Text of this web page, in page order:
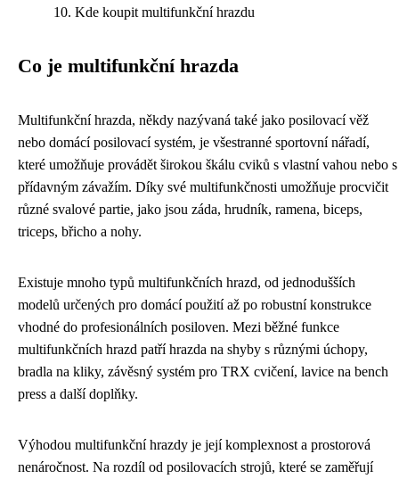
Kde koupit multifunkční hrazdu
Co je multifunkční hrazda
Multifunkční hrazda, někdy nazývaná také jako posilovací věž
nebo domácí posilovací systém, je všestranné sportovní nářadí,
které umožňuje provádět širokou škálu cviků s vlastní vahou nebo s
přídavným závažím. Díky své multifunkčnosti umožňuje procvičit
různé svalové partie, jako jsou záda, hrudník, ramena, biceps,
triceps, břicho a nohy.
Existuje mnoho typů multifunkčních hrazd, od jednodušších
modelů určených pro domácí použití až po robustní konstrukce
vhodné do profesionálních posiloven. Mezi běžné funkce
multifunkčních hrazd patří hrazda na shyby s různými úchopy,
bradla na kliky, závěsný systém pro TRX cvičení, lavice na bench
press a další doplňky.
Výhodou multifunkční hrazdy je její komplexnost a prostorová
nenáročnost. Na rozdíl od posilovacích strojů, které se zaměřují